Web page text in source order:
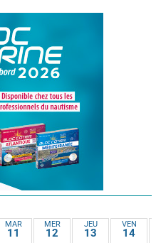
MAR
11
MER
12
JEU
13
VEN
14